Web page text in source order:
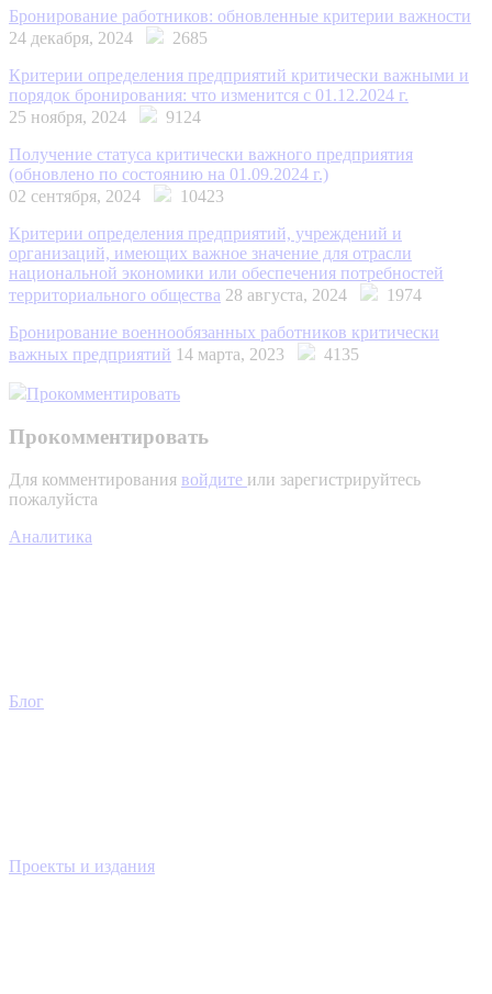
Бронирование работников: обновленные критерии важности
24 декабря, 2024
2685
Критерии определения предприятий критически важными и
порядок бронирования: что изменится с 01.12.2024 г.
25 ноября, 2024
9124
Получение статуса критически важного предприятия
(обновлено по состоянию на 01.09.2024 г.)
02 сентября, 2024
10423
Критерии определения предприятий, учреждений и
организаций, имеющих важное значение для отрасли
национальной экономики или обеспечения потребностей
территориального общества 28 августа, 2024
1974
Бронирование военнообязанных работников критически
важных предприятий 14 марта, 2023 4135
Прокомментировать
Прокомментировать
Для комментирования войдите или зарегистрируйтесь
пожалуйста
Аналитика
Блог
Проекты и издания